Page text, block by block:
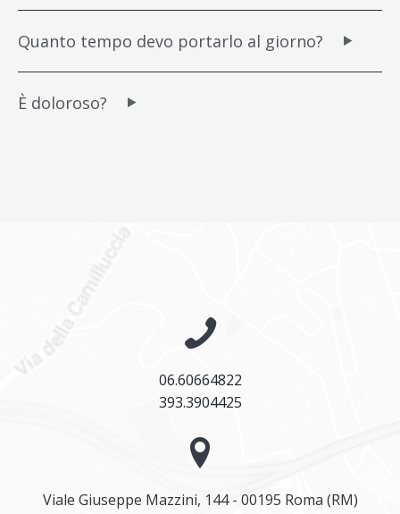
Quanto tempo devo portarlo al giorno?
È doloroso?
06.60664822
393.3904425
Viale Giuseppe Mazzini, 144 - 00195 Roma (RM)